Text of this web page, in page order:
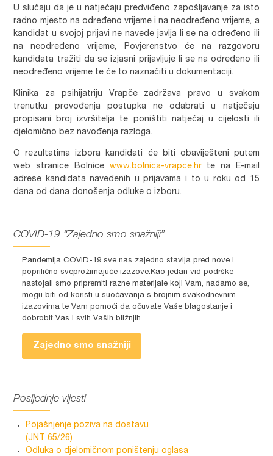
U slučaju da je u natječaju predviđeno zapošljavanje za isto
radno mjesto na određeno vrijeme i na neodređeno vrijeme, a
kandidat u svojoj prijavi ne navede javlja li se na određeno ili
na neodređeno vrijeme, Povjerenstvo će na razgovoru
kandidata tražiti da se izjasni prijavljuje li se na određeno ili
neodređeno vrijeme te će to naznačiti u dokumentaciji.
Klinika za psihijatriju Vrapče zadržava pravo u svakom
trenutku provođenja postupka ne odabrati u natječaju
propisani broj izvršitelja te poništiti natječaj u cijelosti ili
djelomično bez navođenja razloga.
O rezultatima izbora kandidati će biti obaviješteni putem
web stranice Bolnice www.bolnica-vrapce.hrte na E-mail
adrese kandidata navedenih u prijavama i to u roku od 15
dana od dana donošenja odluke o izboru.
COVID-19 “Zajedno smo snažniji”
Pandemija COVID-19 sve nas zajedno stavlja pred nove i
poprilično sveprožimajuće izazove.Kao jedan vid podrške
nastojali smo pripremiti razne materijale koji Vam, nadamo se,
mogu biti od koristi u suočavanja s brojnim svakodnevnim
izazovima te Vam pomoći da očuvate Vaše blagostanje i
dobrobit Vas i svih Vaših bližnjih.
Zajedno smo snažniji
Posljednje vijesti
Pojašnjenje poziva na dostavu
(JNT 65/26)
Odluka o djelomičnom poništenju oglasa